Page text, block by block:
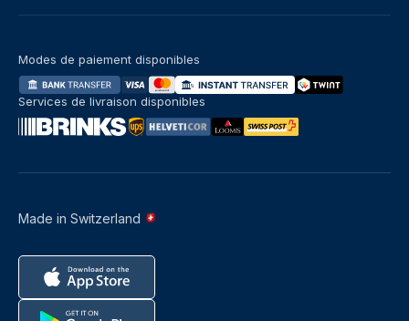
Made in Switzerland
Modes de paiement disponibles
Services de livraison disponibles